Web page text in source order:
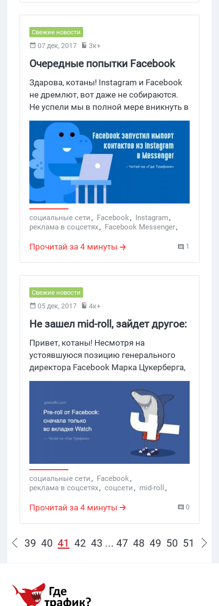
Свежие новости
07 дек, 2017 3к+
Очередные попытки Facebook
захватить мир социальных сетей
Здарова, котаны! Instagram и Facebook
не дремлют, вот даже не собираются.
Не успели мы в полной мере вникнуть в
суть их последних новинок, как соцсети
заявили о старте совместного
тестирования функции, которая
упростит подключение контактов
Instagram к Facebook Messenger.
социальные сети, Facebook, Instagram,
реклама в соцсетях, Facebook Messenger,
Instagram Stories ,реклама в Facebook
Прочитай за 4 минуты 1
Свежие новости
05 дек, 2017 4к+
Не зашел mid-roll, зайдет другое:
Facebook запускает рre-roll
Привет, котаны! Несмотря на
устоявшуюся позицию генерального
директора Facebook Марка Цукерберга,
который считает недопустимым
использование рекламы перед
основным видеоконтентом, компания
планирует протестировать рre-roll.
социальные сети, Facebook,
реклама в соцсетях, соцсети, mid-roll
,
,Facebook Watch,Фейсбук, видеоконтент,
Прочитай за 4 минуты 0
39 40 41 42 43 ... 47 48 49 50 51